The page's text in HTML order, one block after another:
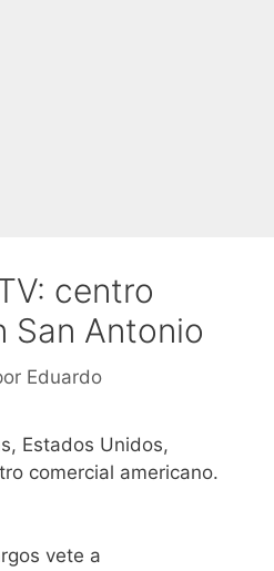
centro
San Antonio
Eduardo
Estados Unidos,
comercial americano.
vete a